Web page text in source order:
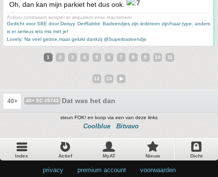
Oh, dan kan mijn parkiet het dus ook.
Actioni contrariam semper et æqualem esse reactionem
Gedicht voor SBE door Deisyy, DerRabbit: Badeendjes zijn iedereen zijn/haar type, anders
is er serieus iets mis met je!
Lovely: Na veel gedoe,maar gelukt dankzij @Superbadeendje
1 2 3 4 5 6 7 8 9 10 11
12 13
40+ 40+ SC #5743 Dat was het dan
steun FOK! en koop via een van deze links
Coolblue Bitvavo
Index Actief MyAT Nieuw Dicht
privacy premium account voorwaarden